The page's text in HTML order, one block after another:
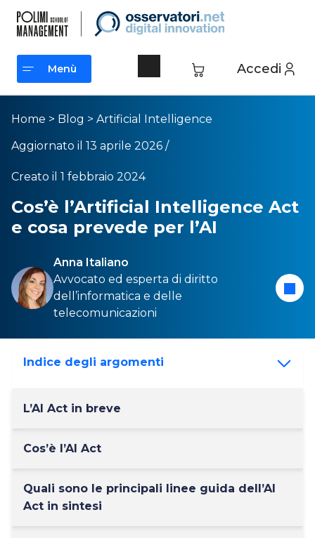
Accedi
Menù
Menù
Home > Blog > Artificial Intelligence
Aggiornato il 13 aprile 2026 /
Creato il 1 febbraio 2024
Cos’è l’Artificial Intelligence Act
e cosa prevede per l’AI
Anna Italiano
Avvocato ed esperta di diritto
dell’informatica e delle
telecomunicazioni
Indice degli argomenti
L’AI Act in breve
Cos’è l’AI Act
Quali sono le principali linee guida dell’AI
Act in sintesi